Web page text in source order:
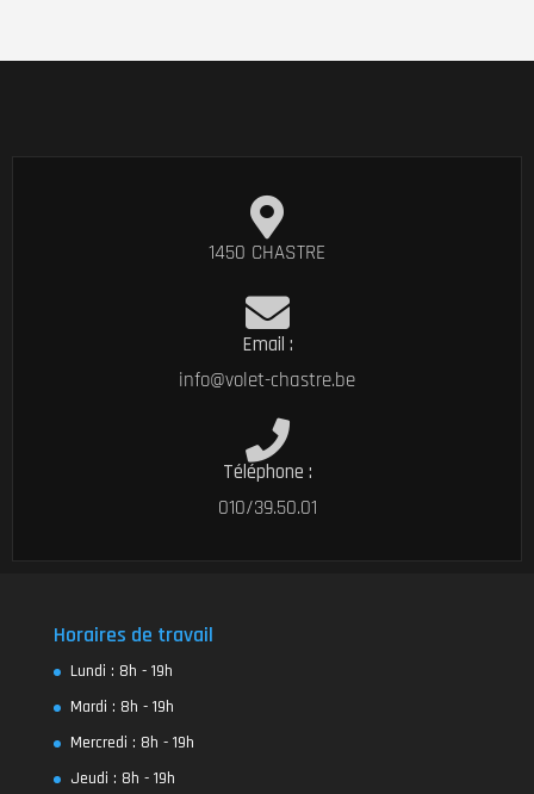
1450 CHASTRE
Email :
info@volet-chastre.be
Téléphone :
010/39.50.01
Horaires de travail
Lundi : 8h - 19h
Mardi : 8h - 19h
Mercredi : 8h - 19h
Jeudi : 8h - 19h